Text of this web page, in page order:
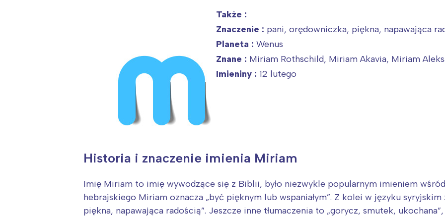
Także :
Znaczenie : pani, orędowniczka, piękna, napawająca
Planeta : Wenus
Znane : Miriam Rothschild, Miriam Akavia, Miriam
Imieniny : 12 lutego
Historia i znaczenie imienia Miriam
Imię Miriam to imię wywodzące się z Biblii, było niezwykle popularnym imieniem
hebrajskiego Miriam oznacza „być pięknym lub wspaniałym”. Z kolei w języku syryjskim
piękna, napawająca radością”. Jeszcze inne tłumaczenia to „gorycz, smutek, ukochana”,